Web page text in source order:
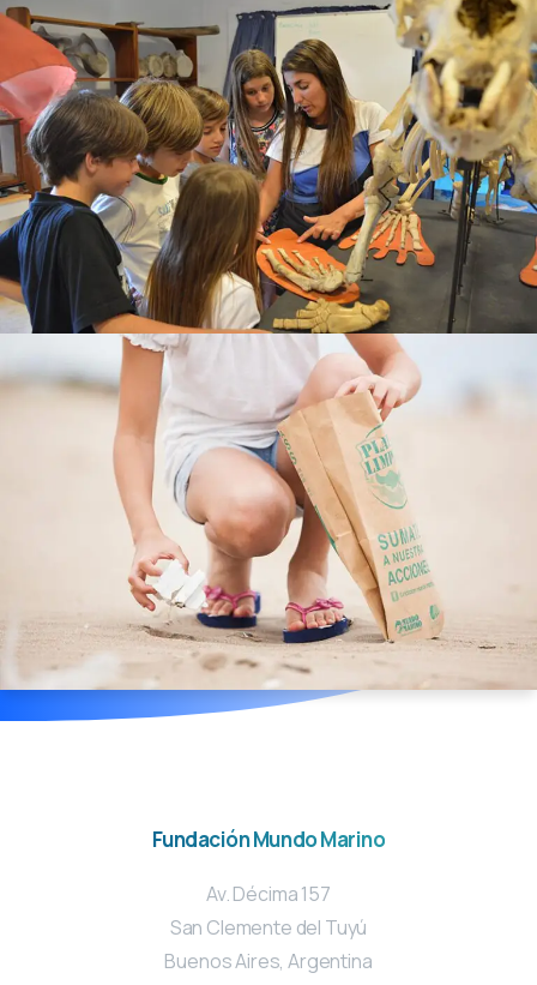
Fundación Mundo Marino
Av. Décima 157
San Clemente del Tuyú
Buenos Aires, Argentina